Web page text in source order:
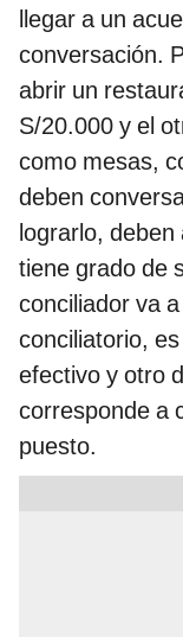
llegar a un
conversación.
abrir un
S/20.000 y el
como mesas,
deben
lograrlo, deben
tiene grado de
conciliador va
conciliatorio,
efectivo y otro
corresponde a
puesto.